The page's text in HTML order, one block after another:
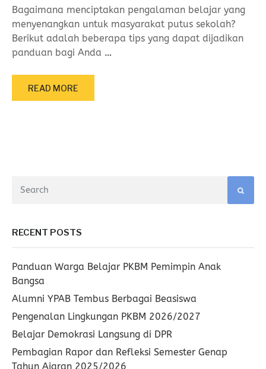
Bagaimana menciptakan pengalaman belajar yang
menyenangkan untuk masyarakat putus sekolah?
Berikut adalah beberapa tips yang dapat dijadikan
panduan bagi Anda …
READ MORE
RECENT POSTS
Panduan Warga Belajar PKBM Pemimpin Anak
Bangsa
Alumni YPAB Tembus Berbagai Beasiswa
Pengenalan Lingkungan PKBM 2026/2027
Belajar Demokrasi Langsung di DPR
Pembagian Rapor dan Refleksi Semester Genap
Tahun Ajaran 2025/2026